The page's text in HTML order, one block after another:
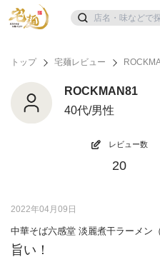
トップ 宅麺レビュー
ROCKMAN81
40代/男性
レビュー数
20
2022年04月09日
中華そば六感堂 淡麗煮干ラーメン
旨い！